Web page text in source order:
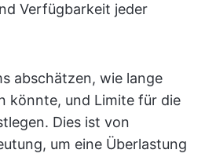
Verfügbarkeit jeder
abschätzen, wie lange
könnte, und Limite für die
Dies ist von
um eine Überlastung